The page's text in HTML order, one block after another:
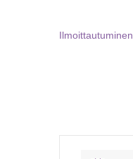
Ilmoittautuminen